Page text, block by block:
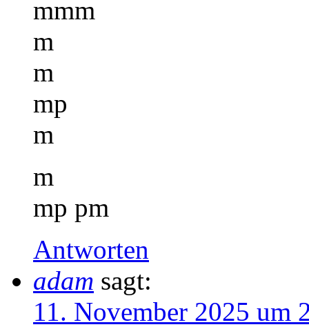
mmm
m
m
mp
m
m
mp pm
Antworten
adam sagt:
11. November 2025 um